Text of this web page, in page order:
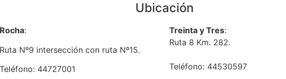
Ubicación
Rocha:
Ruta Nº9 intersección con ruta Nº15.
Teléfono: 44727001
Treinta y Tres:
Ruta 8 Km. 282.
Teléfono: 44530597